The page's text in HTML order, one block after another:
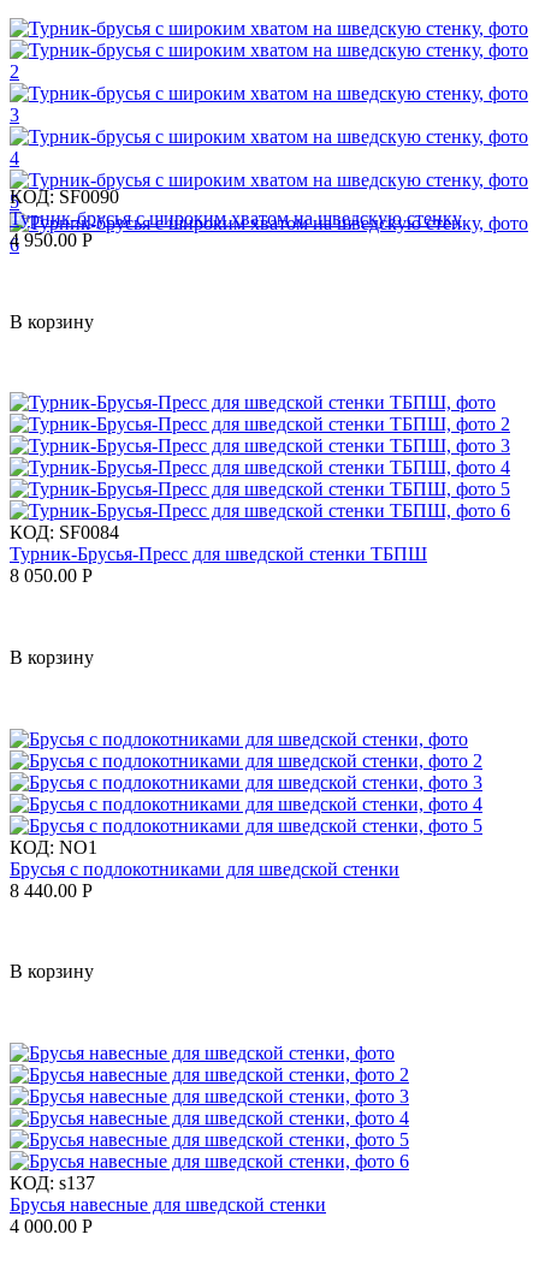
КОД: SF0090
Турник-брусья с широким хватом на шведскую стенку
4 950.00 Р
В корзину
КОД: SF0084
Турник-Брусья-Пресс для шведской стенки ТБПШ
8 050.00 Р
В корзину
КОД: NO1
Брусья с подлокотниками для шведской стенки
8 440.00 Р
В корзину
КОД: s137
Брусья навесные для шведской стенки
4 000.00 Р